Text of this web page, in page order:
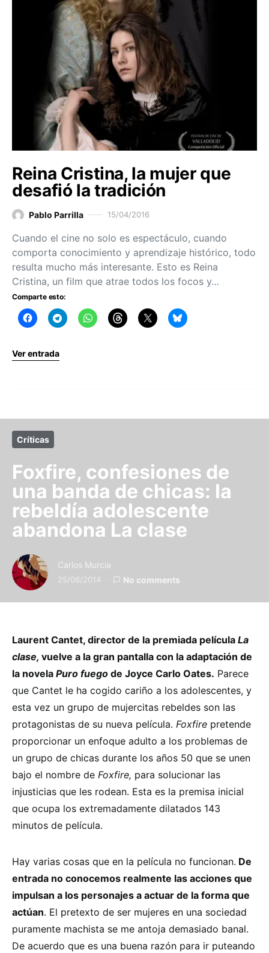
Reina Cristina, la mujer que
desafió la tradición
Pablo Parrilla 15/04/2016
Cuando el cine no solo es espectáculo, cuando
comporta conocimiento y aprendizaje histórico, todo
resulta mucho más interesante. Esto es Reina
Cristina, un film que atrae todos los focos y…
Comparte esto:
Ver entrada
Críticas
Foxfire, confesiones de
una banda de chicas: la
rebeldía adolescente
abandona La clase
Carlos Murcia
25/06/2014 No comments
Laurent Cantet, director de la premiada película La
clase, vuelve a la gran pantalla con la adaptación de
la novela Puro fuego de Joyce Carlo Oates. Parece
que Cantet le ha cogido cariño a los adolescentes, y
esta vez un grupo de mujercitas rebeldes son las
protagonistas de su nueva película. Foxfire pretende
proporcionar un enfoque adulto a los problemas de
un grupo de chicas durante los años 50 que se unen
bajo el nombre de Foxfire, para solucionar las
injusticias que les rodean. Esta es la premisa inicial
que ocupa los extremadamente dilatados 143
minutos de película.
Hay varias cosas que en la película no funcionan. De
entrada no conocemos realmente las acciones que
impulsan a los personajes a actuar de la forma que
actúan. El pretexto de ser mujeres en una sociedad
puramente machista se me antoja demasiado banal.
De acuerdo que es una buena razón para ir puteando